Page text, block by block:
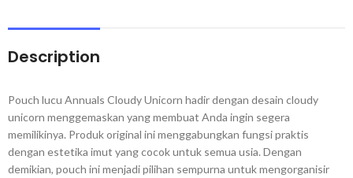
Description
Pouch lucu Annuals Cloudy Unicorn hadir dengan desain cloudy
unicorn menggemaskan yang membuat Anda ingin segera
memilikinya. Produk original ini menggabungkan fungsi praktis
dengan estetika imut yang cocok untuk semua usia. Dengan
demikian, pouch ini menjadi pilihan sempurna untuk mengorganisir